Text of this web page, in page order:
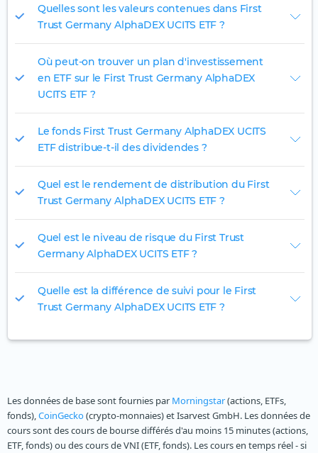
Quelles sont les valeurs contenues dans First
Trust Germany AlphaDEX UCITS ETF ?
Où peut-on trouver un plan d'investissement
en ETF sur le First Trust Germany AlphaDEX
UCITS ETF ?
Le fonds First Trust Germany AlphaDEX UCITS
ETF distribue-t-il des dividendes ?
Quel est le rendement de distribution du First
Trust Germany AlphaDEX UCITS ETF ?
Quel est le niveau de risque du First Trust
Germany AlphaDEX UCITS ETF ?
Quelle est la différence de suivi pour le First
Trust Germany AlphaDEX UCITS ETF ?
Les données de base sont fournies par Morningstar(actions, ETFs,
fonds),CoinGecko(crypto-monnaies) et Isarvest GmbH. Les données de
cours sont des cours de bourse différés d'au moins 15 minutes (actions,
ETF, fonds) ou des cours de VNI (ETF, fonds). Les cours en temps réel - si